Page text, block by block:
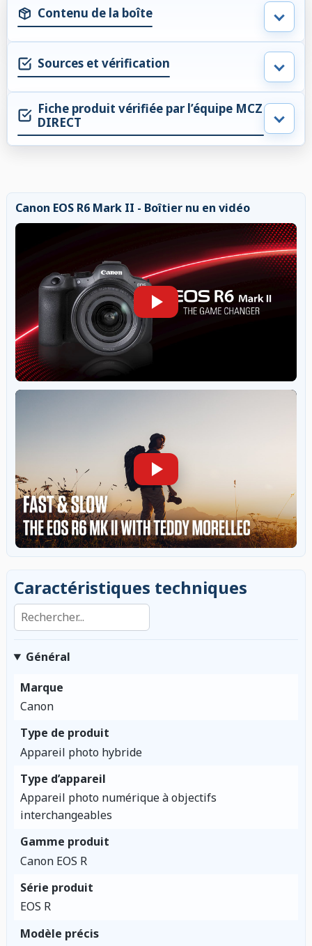
Contenu de la boîte
Sources et vérification
Fiche produit vérifiée par l’équipe MCZ
DIRECT
Canon EOS R6 Mark II - Boîtier nu en vidéo
Caractéristiques techniques
Rechercher dans les caractéristiques
Général
Marque
Canon
Type de produit
Appareil photo hybride
Type d’appareil
Appareil photo numérique à objectifs
interchangeables
Gamme produit
Canon EOS R
Série produit
EOS R
Modèle précis